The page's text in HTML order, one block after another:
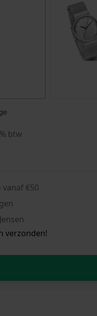
btw
€50
verzonden!